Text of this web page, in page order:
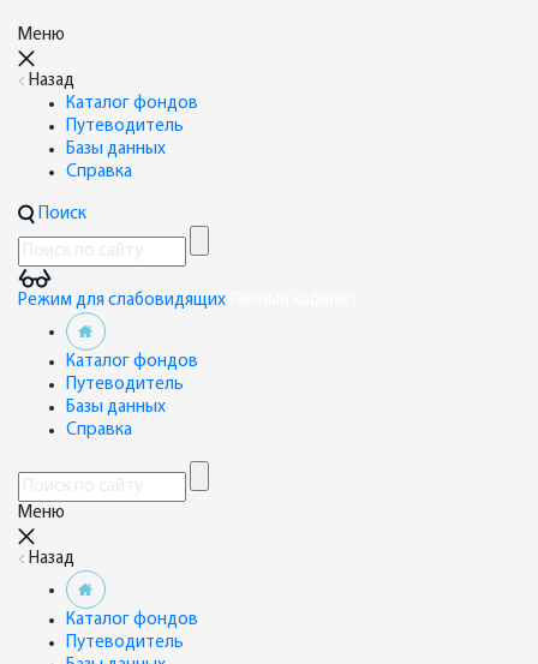
Меню
Назад
Каталог фондов
Путеводитель
Базы данных
Справка
Поиск
Режим для слабовидящих
Каталог фондов
Путеводитель
Базы данных
Справка
Меню
Назад
Каталог фондов
Путеводитель